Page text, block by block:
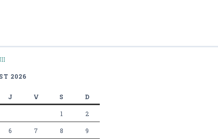
2026
J V S D
1 2
6 7 8 9